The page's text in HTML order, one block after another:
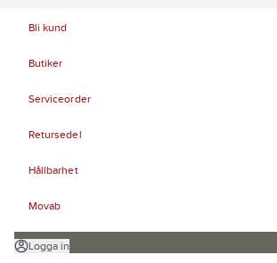
Bli kund
Butiker
Serviceorder
Retursedel
Hållbarhet
Movab
Logga in